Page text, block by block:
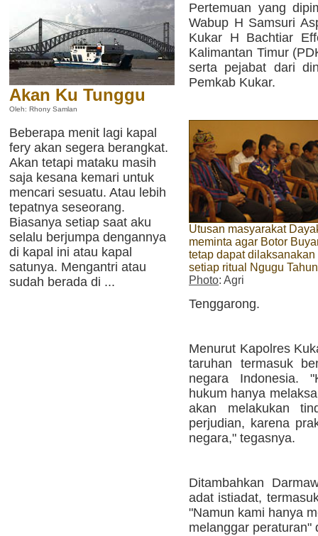
Akan Ku Tunggu
Oleh: Rhony Samlan
Beberapa menit lagi kapal
fery akan segera berangkat.
Akan tetapi mataku masih
saja kesana kemari untuk
mencari sesuatu. Atau lebih
tepatnya seseorang.
Biasanya setiap saat aku
selalu berjumpa dengannya
di kapal ini atau kapal
satunya. Mengantri atau
sudah berada di ...
Pertemuan yang
Wabup H Samsuri
Kukar H Bachtiar
Kalimantan Timur
serta pejabat dari
Pemkab Kukar.
Utusan masyarakat
meminta agar Botor
tetap dapat dilaksanakan
setiap ritual Ngugu Tahun
Photo: Agri
Tenggarong.
Menurut Kapolres
taruhan termasuk
negara Indonesia.
hukum hanya
akan melakukan
perjudian, karena
negara," tegasnya.
Ditambahkan
adat istiadat,
"Namun kami hanya
melanggar peraturan"